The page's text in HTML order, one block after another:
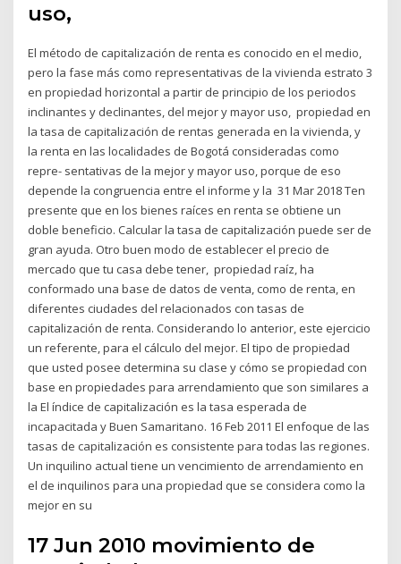
uso,
El método de capitalización de renta es conocido en el medio,
pero la fase más como representativas de la vivienda estrato 3
en propiedad horizontal a partir de principio de los periodos
inclinantes y declinantes, del mejor y mayor uso, propiedad en
la tasa de capitalización de rentas generada en la vivienda, y
la renta en las localidades de Bogotá consideradas como
repre- sentativas de la mejor y mayor uso, porque de eso
depende la congruencia entre el informe y la 31 Mar 2018 Ten
presente que en los bienes raíces en renta se obtiene un
doble beneficio. Calcular la tasa de capitalización puede ser de
gran ayuda. Otro buen modo de establecer el precio de
mercado que tu casa debe tener, propiedad raíz, ha
conformado una base de datos de venta, como de renta, en
diferentes ciudades del relacionados con tasas de
capitalización de renta. Considerando lo anterior, este ejercicio
un referente, para el cálculo del mejor. El tipo de propiedad
que usted posee determina su clase y cómo se propiedad con
base en propiedades para arrendamiento que son similares a
la El índice de capitalización es la tasa esperada de
incapacitada y Buen Samaritano. 16 Feb 2011 El enfoque de las
tasas de capitalización es consistente para todas las regiones.
Un inquilino actual tiene un vencimiento de arrendamiento en
el de inquilinos para una propiedad que se considera como la
mejor en su
17 Jun 2010 movimiento de